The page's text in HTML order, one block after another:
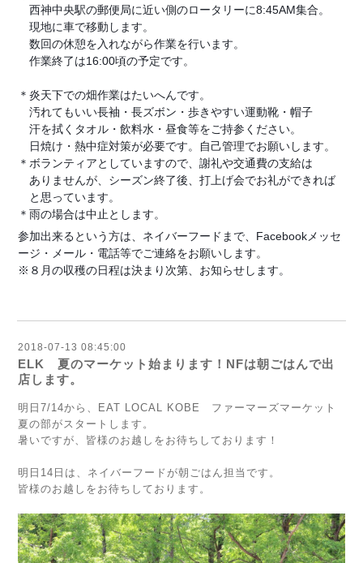
西神中央駅の郵便局に近い側のロータリーに8:45AM集合。
現地に車で移動します。
数回の休憩を入れながら作業を行います。
作業終了は16:00頃の予定です。
＊炎天下での畑作業はたいへんです。
汚れてもいい長袖・長ズボン・歩きやすい運動靴・帽子
汗を拭くタオル・飲料水・昼食等をご持参ください。
日焼け・熱中症対策が必要です。自己管理でお願いします。
＊ボランティアとしていますので、謝礼や交通費の支給は
ありませんが、シーズン終了後、打上げ会でお礼ができれば
と思っています。
＊雨の場合は中止とします。
参加出来るという方は、ネイバーフードまで、Facebookメッセ
ージ・メール・電話等でご連絡をお願いします。
※８月の収穫の日程は決まり次第、お知らせします。
2018-07-13 08:45:00
ELK 夏のマーケット始まります！NFは朝ごはんで出
店します。
明日7/14から、EAT LOCAL KOBE ファーマーズマーケット
夏の部がスタートします。
暑いですが、皆様のお越しをお待ちしております！
明日14日は、ネイバーフードが朝ごはん担当です。
皆様のお越しをお待ちしております。